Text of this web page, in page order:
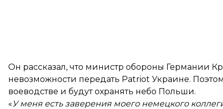
Он рассказал, что министр обороны Германии
невозможности передать Patriot Украине.
воеводстве и будут охранять небо Польши.
«У меня есть заверения моего немецкого